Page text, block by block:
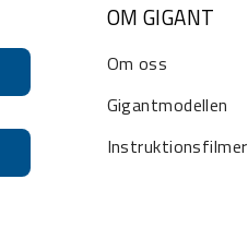
OM GIGANT
Om oss
Gigantmodellen
Instruktionsfilmer